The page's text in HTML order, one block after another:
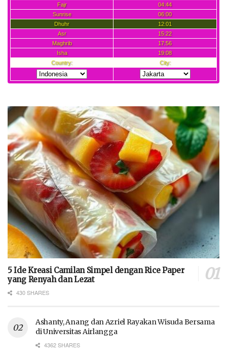
5 Ide Kreasi Camilan Simpel dengan Rice Paper
yang Renyah dan Lezat
430 SHARES
Ashanty, Anang dan Azriel Rayakan Wisuda Bersama
di Universitas Airlangga
4362 SHARES